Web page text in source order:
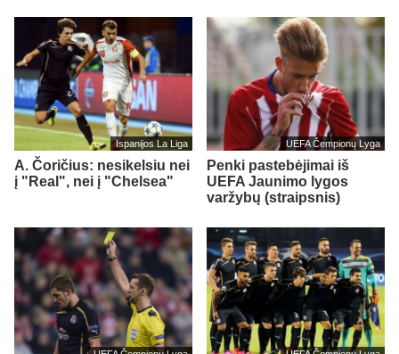
Ispanijos La Liga
A. Čoričius: nesikelsiu nei
į "Real", nei į "Chelsea"
UEFA Čempionų Lyga
Penki pastebėjimai iš
UEFA Jaunimo lygos
varžybų (straipsnis)